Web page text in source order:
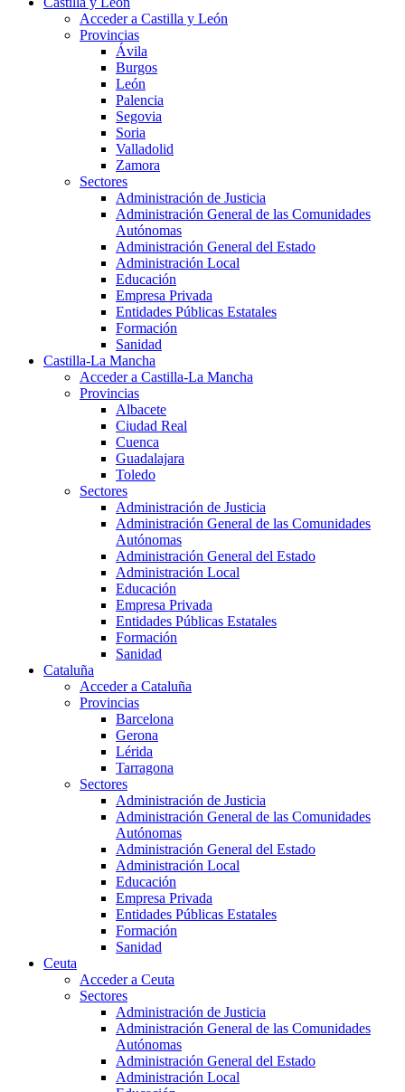
Acceder a Castilla y León
Provincias
Ávila
Burgos
León
Palencia
Segovia
Soria
Valladolid
Zamora
Sectores
Administración de Justicia
Administración General de las Comunidades
Autónomas
Administración General del Estado
Administración Local
Educación
Empresa Privada
Entidades Públicas Estatales
Formación
Sanidad
Castilla-La Mancha
Acceder a Castilla-La Mancha
Provincias
Albacete
Ciudad Real
Cuenca
Guadalajara
Toledo
Sectores
Administración de Justicia
Administración General de las Comunidades
Autónomas
Administración General del Estado
Administración Local
Educación
Empresa Privada
Entidades Públicas Estatales
Formación
Sanidad
Cataluña
Acceder a Cataluña
Provincias
Barcelona
Gerona
Lérida
Tarragona
Sectores
Administración de Justicia
Administración General de las Comunidades
Autónomas
Administración General del Estado
Administración Local
Educación
Empresa Privada
Entidades Públicas Estatales
Formación
Sanidad
Ceuta
Acceder a Ceuta
Sectores
Administración de Justicia
Administración General de las Comunidades
Autónomas
Administración General del Estado
Administración Local